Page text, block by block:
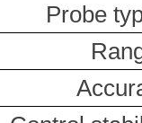
Probe